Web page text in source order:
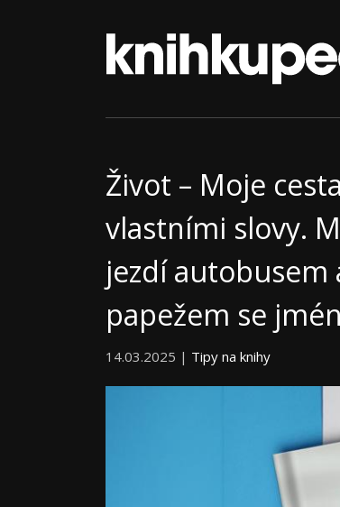
Život – Moje
vlastními slovy.
jezdí autobusem
papežem se
14.03.2025 | Tipy na knihy